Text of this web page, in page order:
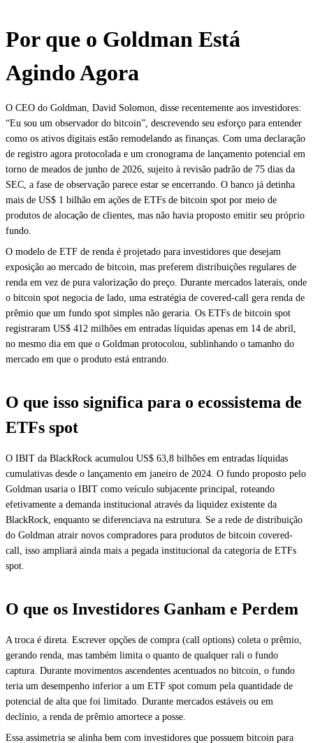
Por que o Goldman Está
Agindo Agora
O CEO do Goldman, David Solomon, disse recentemente aos investidores:
“Eu sou um observador do bitcoin”, descrevendo seu esforço para entender
como os ativos digitais estão remodelando as finanças. Com uma declaração
de registro agora protocolada e um cronograma de lançamento potencial em
torno de meados de junho de 2026, sujeito à revisão padrão de 75 dias da
SEC, a fase de observação parece estar se encerrando. O banco já detinha
mais de US$ 1 bilhão em ações de ETFs de bitcoin spot por meio de
produtos de alocação de clientes, mas não havia proposto emitir seu próprio
fundo.
O modelo de ETF de renda é projetado para investidores que desejam
exposição ao mercado de bitcoin, mas preferem distribuições regulares de
renda em vez de pura valorização do preço. Durante mercados laterais, onde
o bitcoin spot negocia de lado, uma estratégia de covered-call gera renda de
prêmio que um fundo spot simples não geraria. Os ETFs de bitcoin spot
registraram US$ 412 milhões em entradas líquidas apenas em 14 de abril,
no mesmo dia em que o Goldman protocolou, sublinhando o tamanho do
mercado em que o produto está entrando.
O que isso significa para o ecossistema de
ETFs spot
O IBIT da BlackRock acumulou US$ 63,8 bilhões em entradas líquidas
cumulativas desde o lançamento em janeiro de 2024. O fundo proposto pelo
Goldman usaria o IBIT como veículo subjacente principal, roteando
efetivamente a demanda institucional através da liquidez existente da
BlackRock, enquanto se diferenciava na estrutura. Se a rede de distribuição
do Goldman atrair novos compradores para produtos de bitcoin covered-
call, isso ampliará ainda mais a pegada institucional da categoria de ETFs
spot.
O que os Investidores Ganham e Perdem
A troca é direta. Escrever opções de compra (call options) coleta o prêmio,
gerando renda, mas também limita o quanto de qualquer rali o fundo
captura. Durante movimentos ascendentes acentuados no bitcoin, o fundo
teria um desempenho inferior a um ETF spot comum pela quantidade de
potencial de alta que foi limitado. Durante mercados estáveis ou em
declínio, a renda de prêmio amortece a posse.
Essa assimetria se alinha bem com investidores que possuem bitcoin para